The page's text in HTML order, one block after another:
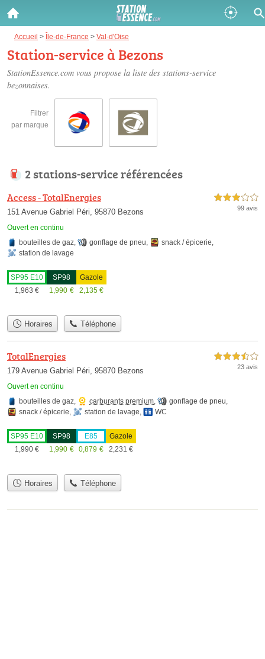
Accueil > Île-de-France > Val-d'Oise
Station-service à Bezons
StationEssence.com vous propose la liste des stations-service
bezonnaises.
Filtrer
par marque
2 stations-service référencées
Access - TotalEnergies
151 Avenue Gabriel Péri, 95870 Bezons
Ouvert en continu
3,0 étoiles sur 5
99 avis
bouteilles de gaz, gonflage de pneu, snack / épicerie,
station de lavage
SP95 E10
1,963 €
SP98
1,990 €
Gazole
2,135 €
Horaires Téléphone
TotalEnergies
179 Avenue Gabriel Péri, 95870 Bezons
Ouvert en continu
3,5 étoiles sur 5
23 avis
bouteilles de gaz, carburants premium, gonflage de pneu,
snack / épicerie, station de lavage, WC
SP95 E10
1,990 €
SP98
1,990 €
E85
0,879 €
Gazole
2,231 €
Horaires Téléphone
Gazole :
Disponible
SP 98 :